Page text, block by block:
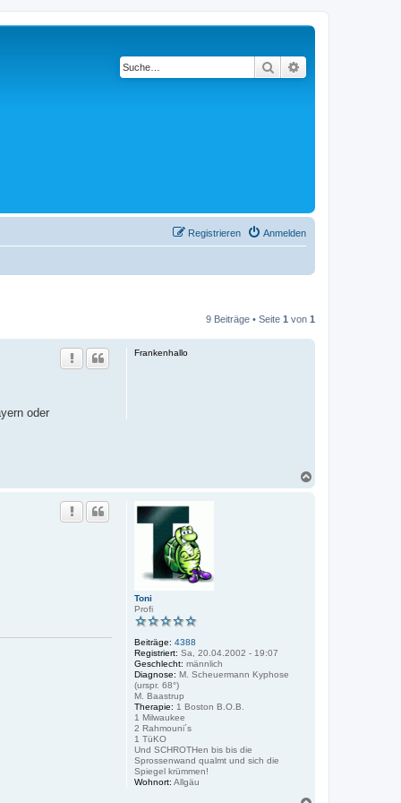
Suche
Anmelden
Registrieren
9 Beiträge • Seite 1 von 1
Frankenhallo
oder
Toni
Profi
Beiträge: 4388
Registriert: Sa, 20.04.2002 - 19:07
Geschlecht: männlich
Diagnose: M. Scheuermann Kyphose
(urspr. 68°)
M. Baastrup
Therapie: 1 Boston B.O.B.
1 Milwaukee
2 Rahmouni´s
1 TüKO
Und SCHROTHen bis bis die
Sprossenwand qualmt und sich die
Spiegel krümmen!
Wohnort: Allgäu